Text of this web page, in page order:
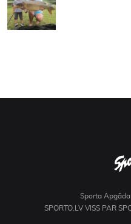
Sporta
SPORTO.LV VISS PAR